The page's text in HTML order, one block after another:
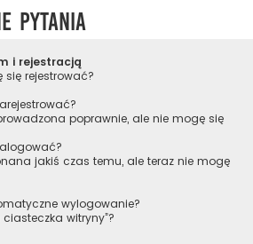
pytania
i rejestracją
rejestrować?
poprawnie, ale nie mogę się
jakiś czas temu, ale teraz nie mogę
wylogowanie?
witryny”?